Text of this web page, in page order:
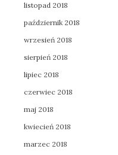
listopad 2018
październik 2018
wrzesień 2018
sierpień 2018
lipiec 2018
czerwiec 2018
maj 2018
kwiecień 2018
marzec 2018